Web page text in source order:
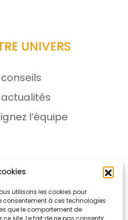
utilisons les cookies pour
consentement à ces technologies
que le comportement de
site. Le fait de ne pas consentir
UNIVERS
actualités
l’équipe